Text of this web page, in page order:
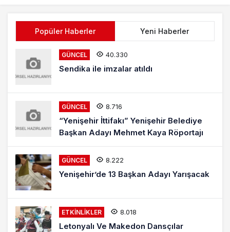
Popüler Haberler Yeni Haberler
GÜNCEL 40.330
Sendika ile imzalar atıldı
GÜNCEL 8.716
“Yenişehir İttifakı” Yenişehir Belediye
Başkan Adayı Mehmet Kaya Röportajı
GÜNCEL 8.222
Yenişehir’de 13 Başkan Adayı Yarışacak
ETKINLIKLER 8.018
Letonyalı Ve Makedon Dansçılar